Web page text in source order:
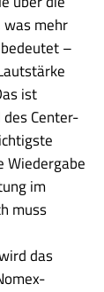
was mehr
–
ist
Center-
Wiedergabe
im
muss
das